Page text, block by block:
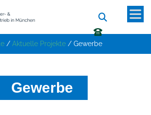
/ Aktuelle Projekte / Gewerbe
Gewerbe